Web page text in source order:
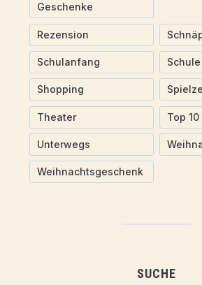
Geschenke
Rezension
Schulanfang Schule
Shopping
Theater Top
Unterwegs
Weihnachtsgeschenk
SUCHE